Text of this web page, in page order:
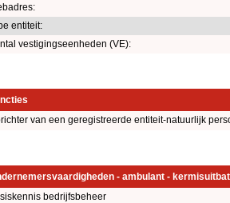
entiteit:
vestigingseenheden (VE):
van een geregistreerde entiteit-natuurlijk
- ambulant -
bedrijfsbeheer